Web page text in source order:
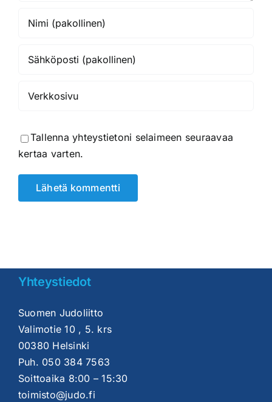
Tallenna yhteystietoni selaimeen seuraavaa
kertaa varten.
Yhteystiedot
Suomen Judoliitto
Valimotie 10 , 5. krs
00380 Helsinki
Puh. 050 384 7563
Soittoaika 8:00 – 15:30
toimisto@judo.fi